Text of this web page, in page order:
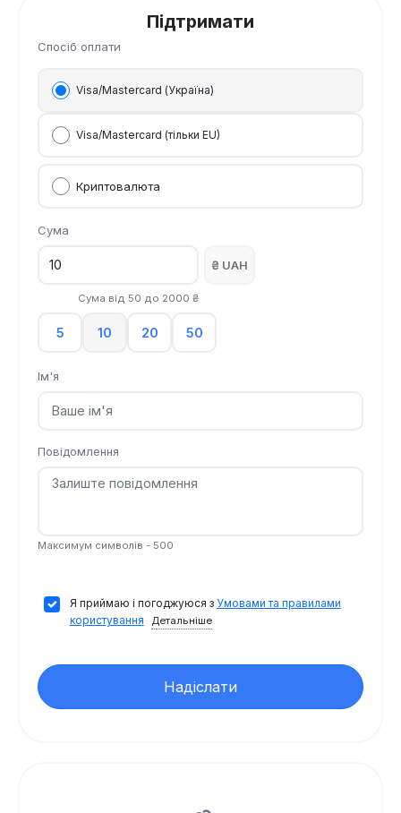
Підтримати
Спосіб оплати
Visa/Mastercard (Україна)
Visa/Mastercard (тільки EU)
Криптовалюта
Сума
Сума від 50 до 2000 ₴
₴ UAH
5 10 20 50
Ім'я
Повідомлення
Максимум символів - 500
Я приймаю і погоджуюся з Умовами та правилами
користування
Детальніше
Надіслати